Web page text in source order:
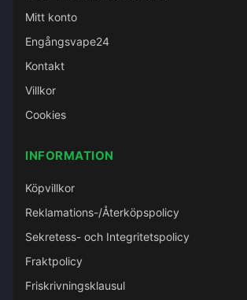
Mitt konto
Engångsvape24
Kontakt
Villkor
Cookies
INFORMATION
Köpvillkor
Reklamations-/Återköpspolicy
Sekretess- och Integritetspolicy
Fraktpolicy
Friskrivningsklausul